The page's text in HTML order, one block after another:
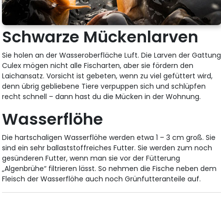
Schwarze Mückenlarven
Sie holen an der Wasseroberfläche Luft. Die Larven der Gattung
Culex mögen nicht alle Fischarten, aber sie fördern den
Laichansatz. Vorsicht ist gebeten, wenn zu viel gefüttert wird,
denn übrig gebliebene Tiere verpuppen sich und schlüpfen
recht schnell – dann hast du die Mücken in der Wohnung.
Wasserflöhe
Die hartschaligen Wasserflöhe werden etwa 1 – 3 cm groß. Sie
sind ein sehr ballaststoffreiches Futter. Sie werden zum noch
gesünderen Futter, wenn man sie vor der Fütterung
„Algenbrühe“ filtrieren lässt. So nehmen die Fische neben dem
Fleisch der Wasserflöhe auch noch Grünfutteranteile auf.